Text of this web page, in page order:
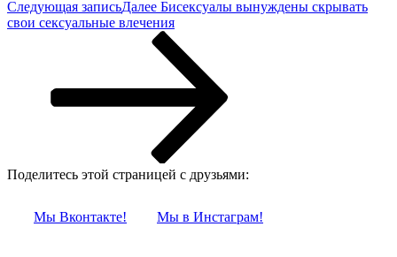
Следующая записьДалее Бисексуалы вынуждены скрывать
свои сексуальные влечения
Поделитесь этой страницей с друзьями:
Мы Вконтакте! Мы в Инстаграм!